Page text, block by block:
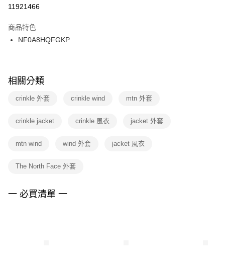
１．於結帳方式選擇「AFTEE先享後付」後，將跳轉至「AFTEE先享後付」
２．訂單成立數日內，您將收到繳費通知簡訊。
３．收到繳費通知簡訊後14天內，點擊此簡訊中的連結，可透過四大超商／
ATM／網路銀行／等多元方式進行付款，方視為交易完成。
※ 交易是否成功請以「AFTEE先享後付 」之結帳頁面顯示為準，若有關於
是否繳費成功／繳費後需取消欲退款等相關疑問，請聯繫「AFTEE先享後付
客戶支援中心」
https://netprotections.freshdesk.com/support/home
１．透過由恩沛科技股份有限公司提供之「AFTEE先享後付」服務完成之交
權轉讓予恩沛科技股份有限公司。
３．未成年的使用者請事先徵得法定代理人或監護人之同意方可使用
４．使用「AFTEE先享後付」時，將依據個別帳號之用戶狀況，依本公司即
每筆NT$100，滿NT$1,500(含以上)免運費
付款後門市自取
每筆NT$100，滿NT$1,500(含以上)免運費
11921466
商品特色
NF0A8HQFGKP
相關分類
crinkle 外套 crinkle wind mtn 外套
crinkle jacket crinkle 風衣 jacket 外套
mtn wind wind 外套 jacket 風衣
The North Face 外套
一 必買清單 一